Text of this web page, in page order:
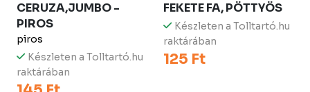
CERUZA,JUMBO -
PIROS
piros
Készleten a Tolltartó.hu
raktárában
FEKETE FA, PÖTTYÖS
Készleten a Tolltartó.hu
raktárában
125 Ft